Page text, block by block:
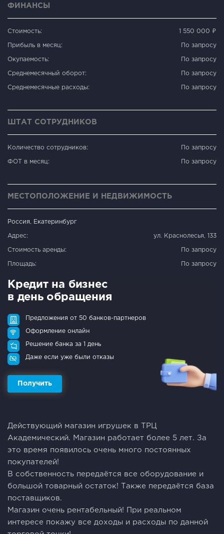
ФИНАНСЫ
Стоимость: 1 550 000 ₽
Прибыль в месяц: По запросу
Окупаемость: По запросу
Среднемесячный оборот: По запросу
Среднемесячные расходы: По запросу
ШТАТ СОТРУДНИКОВ
Количество сотрудников: По запросу
ФОТ в месяц: По запросу
МЕСТОПОЛОЖЕНИЕ И НЕДВИЖИМОСТЬ
Россия, Екатеринбург
Адрес: ул. Краснолесья, 133
Стоимость аренды: По запросу
Площадь: По запросу
Кредит на бизнес
в день обращения
Предложения от 50 банков-партнеров
Оформление онлайн
Решение банка за 1 день
Даже если уже были отказы
Получить
Действующий магазин игрушек в ТРЦ
Академический. Магазин работает более 5 лет. За
это время появилось очень много постоянных
покупателей!
В собственность передаётся все оборудование и
большой товарный остаток! Также передаётся база
поставщиков.
Магазин очень рентабельный! При реальном
интересе покажу все доходы и расходы по данной